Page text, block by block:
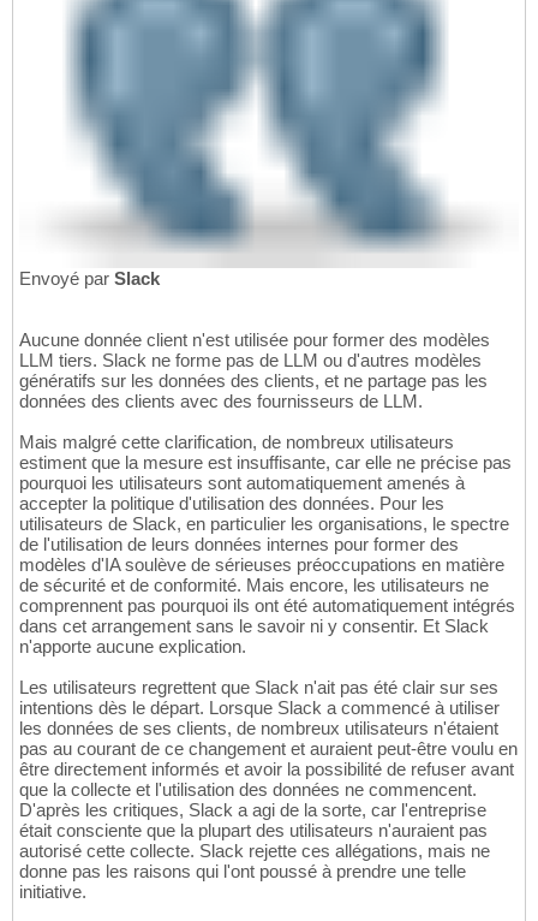
Envoyé par Slack
Aucune donnée client n'est utilisée pour former des modèles
LLM tiers. Slack ne forme pas de LLM ou d'autres modèles
génératifs sur les données des clients, et ne partage pas les
données des clients avec des fournisseurs de LLM.
Mais malgré cette clarification, de nombreux utilisateurs
estiment que la mesure est insuffisante, car elle ne précise pas
pourquoi les utilisateurs sont automatiquement amenés à
accepter la politique d'utilisation des données. Pour les
utilisateurs de Slack, en particulier les organisations, le spectre
de l'utilisation de leurs données internes pour former des
modèles d'IA soulève de sérieuses préoccupations en matière
de sécurité et de conformité. Mais encore, les utilisateurs ne
comprennent pas pourquoi ils ont été automatiquement intégrés
dans cet arrangement sans le savoir ni y consentir. Et Slack
n'apporte aucune explication.
Les utilisateurs regrettent que Slack n'ait pas été clair sur ses
intentions dès le départ. Lorsque Slack a commencé à utiliser
les données de ses clients, de nombreux utilisateurs n'étaient
pas au courant de ce changement et auraient peut-être voulu en
être directement informés et avoir la possibilité de refuser avant
que la collecte et l'utilisation des données ne commencent.
D'après les critiques, Slack a agi de la sorte, car l'entreprise
était consciente que la plupart des utilisateurs n'auraient pas
autorisé cette collecte. Slack rejette ces allégations, mais ne
donne pas les raisons qui l'ont poussé à prendre une telle
initiative.